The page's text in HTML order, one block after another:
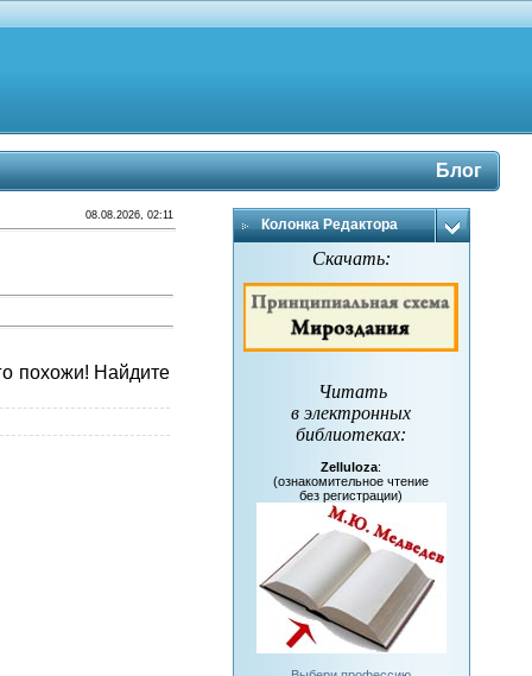
Блог
08.08.2026, 02:11
похожи! Найдите
Колонка Редактора
Скачать:
Читать
в электронных
библиотеках:
Zelluloza:
(ознакомительное чтение
без регистрации)